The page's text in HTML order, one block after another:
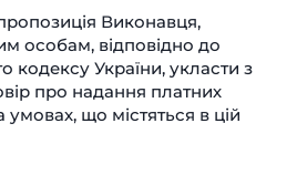
Виконавця,
особам, відповідно до
кодексу України, укласти з
про надання платних
що містяться в цій